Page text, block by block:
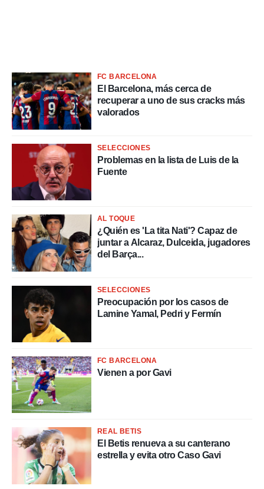
en
datos
perfiles
utilizar
crear un
uso de
contenido
medir el
de la
el
del
de
o a través
de
de
de
FC BARCELONA
El Barcelona, más cerca de
recuperar a uno de sus cracks más
valorados
SELECCIONES
Problemas en la lista de Luis de la
Fuente
AL TOQUE
¿Quién es 'La tita Nati'? Capaz de
juntar a Alcaraz, Dulceida, jugadores
del Barça...
SELECCIONES
Preocupación por los casos de
Lamine Yamal, Pedri y Fermín
FC BARCELONA
Vienen a por Gavi
REAL BETIS
El Betis renueva a su canterano
estrella y evita otro Caso Gavi